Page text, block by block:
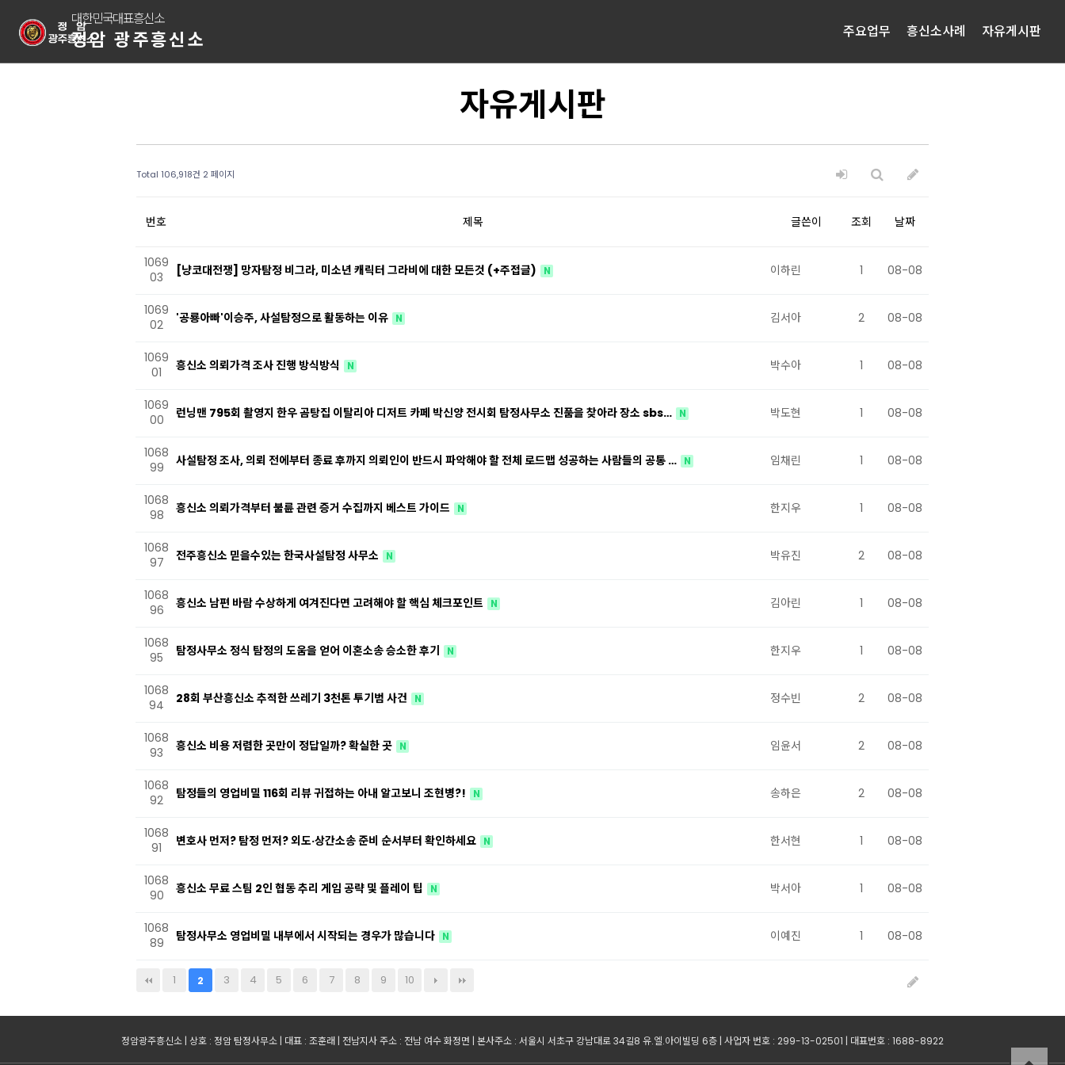
대한민국대표흥신소
정암 광주흥신소 주요업무 흥신소사례 자유게시판
자유게시판
Total 106,918건 2 페이지
번호 제목 글쓴이 조회 날짜
1069
03
[냥코대전쟁] 망자탐정 비그라, 미소년 캐릭터 그라비에 대한 모든것 (+주접글) N 이하린 1 08-08
1069
02
'공룡아빠'이승주, 사설탐정으로 활동하는 이유 N 김서아 2 08-08
1069
01
흥신소 의뢰가격 조사 진행 방식방식 N 박수아 1 08-08
1069
00
런닝맨 795회 촬영지 한우 곰탕집 이탈리아 디저트 카페 박신양 전시회 탐정사무소 진품을 찾아라 장소 sbs… N 박도현 1 08-08
1068
99
사설탐정 조사, 의뢰 전에부터 종료 후까지 의뢰인이 반드시 파악해야 할 전체 로드맵 성공하는 사람들의 공통 … N 임채린 1 08-08
1068
98
흥신소 의뢰가격부터 불륜 관련 증거 수집까지 베스트 가이드 N 한지우 1 08-08
1068
97
전주흥신소 믿을수있는 한국사설탐정 사무소 N 박유진 2 08-08
1068
96
흥신소 남편 바람 수상하게 여겨진다면 고려해야 할 핵심 체크포인트 N 김아린 1 08-08
1068
95
탐정사무소 정식 탐정의 도움을 얻어 이혼소송 승소한 후기 N 한지우 1 08-08
1068
94
28회 부산흥신소 추적한 쓰레기 3천톤 투기범 사건 N 정수빈 2 08-08
1068
93
흥신소 비용 저렴한 곳만이 정답일까? 확실한 곳 N 임윤서 2 08-08
1068
92
탐정들의 영업비밀 116회 리뷰 귀접하는 아내 알고보니 조현병?! N 송하은 2 08-08
1068
91
변호사 먼저? 탐정 먼저? 외도·상간소송 준비 순서부터 확인하세요 N 한서현 1 08-08
1068
90
흥신소 무료 스팀 2인 협동 추리 게임 공략 및 플레이 팁 N 박서아 1 08-08
1068
89
탐정사무소 영업비밀 내부에서 시작되는 경우가 많습니다 N 이예진 1 08-08
1 2 3 4 5 6 7 8 9 10
정암광주흥신소 | 상호 : 정암 탐정사무소 | 대표 : 조훈래 | 전남지사 주소 : 전남 여수 화정면 | 본사주소 : 서울시 서초구 강남대로 34길8 유.엘.아이빌딩 6층 | 사업자 번호 : 299-13-02501 | 대표번호 : 1688-8922